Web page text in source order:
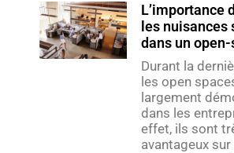
L’importance
les nuisances
dans un
Durant la
les open
largement
dans les
effet, ils sont
avantageux